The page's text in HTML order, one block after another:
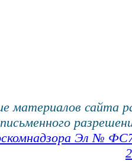
материалов сайта
Эл №